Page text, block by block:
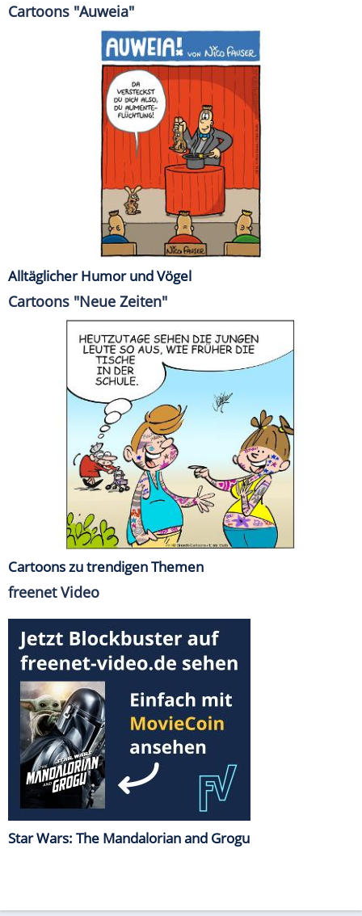
Cartoons "Auweia"
Alltäglicher Humor und Vögel
Cartoons "Neue Zeiten"
Cartoons zu trendigen Themen
freenet Video
Star Wars: The Mandalorian and Grogu